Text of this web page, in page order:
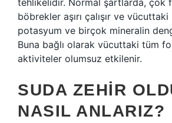
tehlikelidir. Normal şartlarda, çok
böbrekler aşırı çalışır ve
potasyum ve birçok mineralin
Buna bağlı olarak vücuttaki tüm
aktiviteler olumsuz etkilenir.
SUDA ZEHIR
NASIL ANLARIZ?